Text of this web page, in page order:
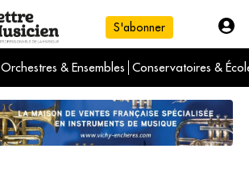
S'abonner
Orchestres & Ensembles Conservatoires &
L'info du jour
Le numéro du mois
International